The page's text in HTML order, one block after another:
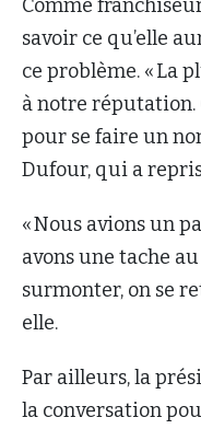
Comme
savoir ce qu’elle
ce problème. « La
à notre
pour se faire un
Dufour, qui a
« Nous avions un
avons une tache
surmonter, on se
elle.
Par ailleurs, la
la conversation